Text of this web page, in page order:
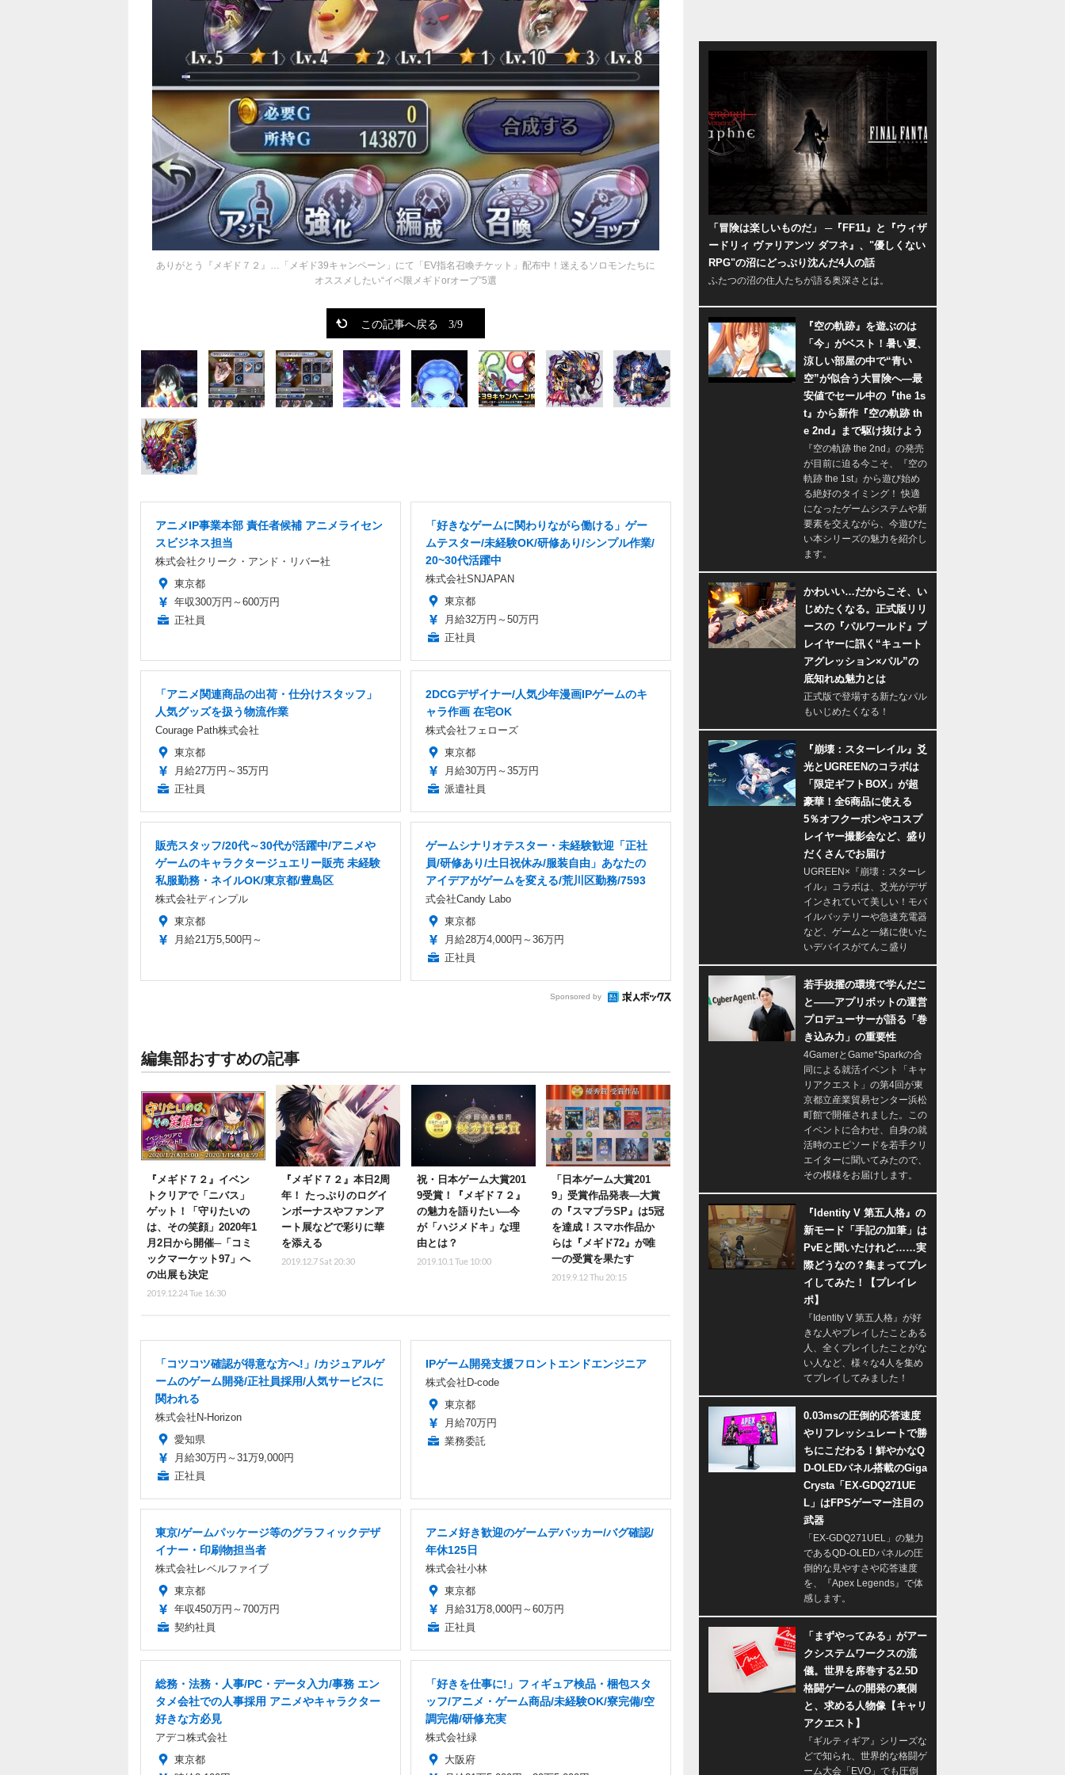
ありがとう『メギド７２』…「メギド39キャンペーン」にて「EV指名召喚チケット」配布中！迷えるソロモンたちに
オススメしたい“イベ限メギドorオーブ”5選
この記事へ戻る 3/9
アニメIP事業本部 責任者候補 アニメライセン
スビジネス担当
株式会社クリーク・アンド・リバー社
東京都
年収300万円～600万円
正社員
「好きなゲームに関わりながら働ける」ゲー
ムテスター/未経験OK/研修あり/シンプル作業/
20~30代活躍中
株式会社SNJAPAN
東京都
月給32万円～50万円
正社員
「アニメ関連商品の出荷・仕分けスタッフ」
人気グッズを扱う物流作業
Courage Path株式会社
東京都
月給27万円～35万円
正社員
2DCGデザイナー/人気少年漫画IPゲームのキ
ャラ作画 在宅OK
株式会社フェローズ
東京都
月給30万円～35万円
派遣社員
販売スタッフ/20代～30代が活躍中/アニメや
ゲームのキャラクタージュエリー販売 未経験
私服勤務・ネイルOK/東京都/豊島区
株式会社ディンプル
東京都
月給21万5,500円～
ゲームシナリオテスター・未経験歓迎「正社
員/研修あり/土日祝休み/服装自由」あなたの
アイデアがゲームを変える/荒川区勤務/7593
式会社Candy Labo
東京都
月給28万4,000円～36万円
正社員
Sponsored by
編集部おすすめの記事
『メギド７２』イベン
トクリアで「ニバス」
ゲット！「守りたいの
は、その笑顔」2020年1
月2日から開催─「コミ
ックマーケット97」へ
の出展も決定
2019.12.24 Tue 16:30
『メギド７２』本日2周
年！ たっぷりのログイ
ンボーナスやファンア
ート展などで彩りに華
を添える
2019.12.7 Sat 20:30
祝・日本ゲーム大賞201
9受賞！『メギド７２』
の魅力を語りたい―今
が「ハジメドキ」な理
由とは？
2019.10.1 Tue 10:00
「日本ゲーム大賞201
9」受賞作品発表―大賞
の『スマブラSP』は5冠
を達成！スマホ作品か
らは『メギド72』が唯
一の受賞を果たす
2019.9.12 Thu 20:15
「コツコツ確認が得意な方へ!」/カジュアルゲ
ームのゲーム開発/正社員採用/人気サービスに
関われる
株式会社N-Horizon
愛知県
月給30万円～31万9,000円
正社員
IPゲーム開発支援フロントエンドエンジニア
株式会社D-code
東京都
月給70万円
業務委託
東京/ゲームパッケージ等のグラフィックデザ
イナー・印刷物担当者
株式会社レベルファイブ
東京都
年収450万円～700万円
契約社員
アニメ好き歓迎のゲームデバッカー/バグ確認/
年休125日
株式会社小林
東京都
月給31万8,000円～60万円
正社員
総務・法務・人事/PC・データ入力/事務 エン
タメ会社での人事採用 アニメやキャラクター
好きな方必見
アデコ株式会社
東京都
「好きを仕事に!」フィギュア検品・梱包スタ
ッフ/アニメ・ゲーム商品/未経験OK/寮完備/空
調完備/研修充実
株式会社緑
大阪府
「冒険は楽しいものだ」 ─『FF11』と『ウィザ
ードリィ ヴァリアンツ ダフネ』、"優しくない
RPG"の沼にどっぷり沈んだ4人の話
ふたつの沼の住人たちが語る奥深さとは。
『空の軌跡』を遊ぶのは
「今」がベスト！暑い夏、
涼しい部屋の中で“青い
空”が似合う大冒険へ―最
安値でセール中の『the 1s
t』から新作『空の軌跡 th
e 2nd』まで駆け抜けよう
『空の軌跡 the 2nd』の発売
が目前に迫る今こそ、『空の
軌跡 the 1st』から遊び始め
る絶好のタイミング！ 快適
になったゲームシステムや新
要素を交えながら、今遊びた
い本シリーズの魅力を紹介し
ます。
かわいい…だからこそ、い
じめたくなる。正式版リリ
ースの『パルワールド』プ
レイヤーに訊く“キュート
アグレッション×パル”の
底知れぬ魅力とは
正式版で登場する新たなパル
もいじめたくなる！
『崩壊：スターレイル』爻
光とUGREENのコラボは
「限定ギフトBOX」が超
豪華！全6商品に使える
5％オフクーポンやコスプ
レイヤー撮影会など、盛り
だくさんでお届け
UGREEN×『崩壊：スターレ
イル』コラボは、爻光がデザ
インされていて美しい！モバ
イルバッテリーや急速充電器
など、ゲームと一緒に使いた
いデバイスがてんこ盛り
若手抜擢の環境で学んだこ
と――アプリボットの運営
プロデューサーが語る「巻
き込み力」の重要性
4GamerとGame*Sparkの合
同による就活イベント「キャ
リアクエスト」の第4回が東
京都立産業貿易センター浜松
町館で開催されました。この
イベントに合わせ、自身の就
活時のエピソードを若手クリ
エイターに聞いてみたので、
その模様をお届けします。
『Identity V 第五人格』の
新モード「手記の加筆」は
PvEと聞いたけれど……実
際どうなの？集まってプレ
イしてみた！【プレイレ
ポ】
『Identity V 第五人格』が好
きな人やプレイしたことある
人、全くプレイしたことがな
い人など、様々な4人を集め
てプレイしてみました！
0.03msの圧倒的応答速度
やリフレッシュレートで勝
ちにこだわる！鮮やかなQ
D-OLEDパネル搭載のGiga
Crysta「EX-GDQ271UE
L」はFPSゲーマー注目の
武器
「EX-GDQ271UEL」の魅力
であるQD-OLEDパネルの圧
倒的な見やすさや応答速度
を、『Apex Legends』で体
感します。
「まずやってみる」がアー
クシステムワークスの流
儀。世界を席巻する2.5D
格闘ゲームの開発の裏側
と、求める人物像【キャリ
アクエスト】
『ギルティギア』シリーズな
どで知られ、世界的な格闘ゲ
ーム大会「EVO」でも圧倒